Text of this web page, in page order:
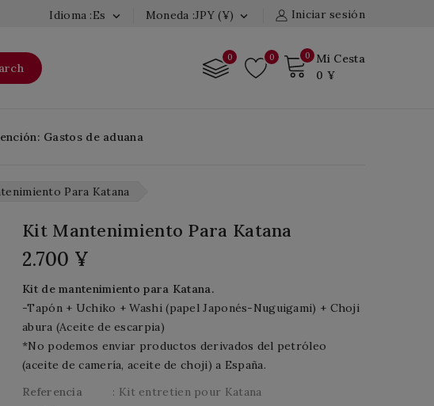
Iniciar sesión
Moneda :JPY (¥) 
Idioma :es 
0
Mi Cesta
0 ¥
0
0
Gastos de aduana
Para Katana
Kit Mantenimiento Para Katana
2.700 ¥
Kit de mantenimiento para Katana.
-Tapón + Uchiko + Washi (papel Japonés-Nuguigami) + Choji
abura (Aceite de escarpia)
*No podemos enviar productos derivados del petróleo
(aceite de camería, aceite de choji) a España.
Referencia
: Kit entretien pour Katana